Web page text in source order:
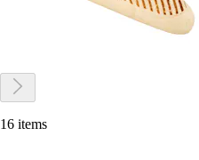
16 items